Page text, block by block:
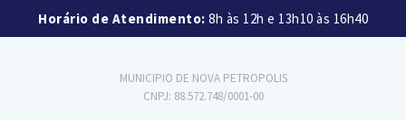
Horário de Atendimento: 8h às 12h e 13h10 às 16h40
MUNICIPIO DE NOVA PETROPOLIS
CNPJ: 88.572.748/0001-00